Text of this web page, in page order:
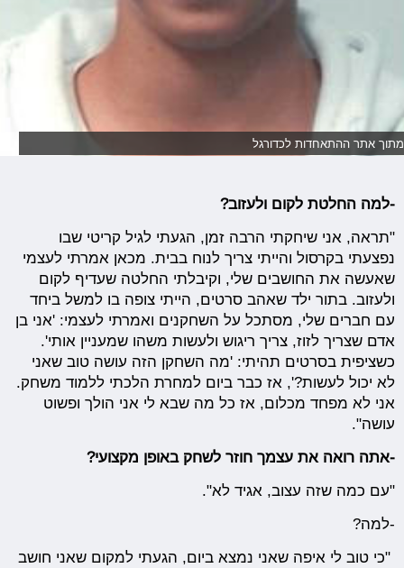
אתר ההתאחדות לכדורגל
-למה החלטת לקום ולעזוב?
"תראה, אני שיחקתי הרבה זמן, הגעתי לגיל קריטי שבו
נפצעתי בקרסול והייתי צריך לנוח בבית. מכאן אמרתי לעצמי
שאעשה את החושבים שלי, וקיבלתי החלטה שעדיף לקום
ולעזוב. בתור ילד שאהב סרטים, הייתי צופה בו למשל ביחד
עם חברים שלי, מסתכל על השחקנים ואמרתי לעצמי: 'אני בן
אדם שצריך לזוז, צריך ריגוש ולעשות משהו שמעניין אותי'.
כשציפית בסרטים תהיתי: 'מה השחקן הזה עושה טוב שאני
לא יכול לעשות?', אז כבר ביום למחרת הלכתי ללמוד משחק.
אני לא מפחד מכלום, אז כל מה שבא לי אני הולך ופשוט
עושה".
-אתה רואה את עצמך חוזר לשחק באופן מקצועי?
"עם כמה שזה עצוב, אגיד לא".
-למה?
"כי טוב לי איפה שאני נמצא ביום, הגעתי למקום שאני חושב